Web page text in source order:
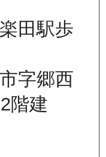
田駅歩
字郷西
階建